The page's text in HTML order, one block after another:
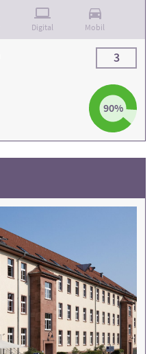
Digital Mobil
90%
3